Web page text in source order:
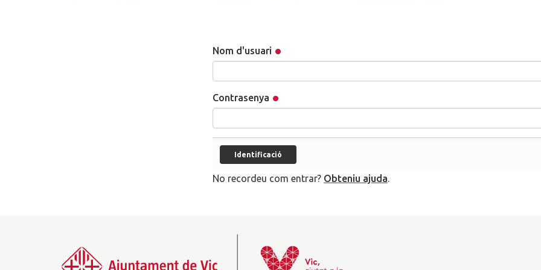
Nom d'usuari
Contrasenya
No recordeu com entrar? Obteniu ajuda.